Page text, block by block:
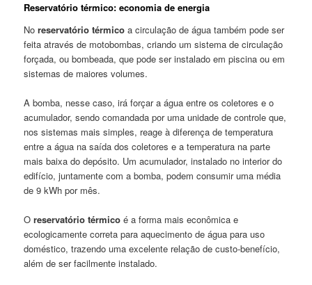
Reservatório térmico: economia de energia
Noreservatório térmico a circulação de água também pode ser
feita através de motobombas, criando um sistema de circulação
forçada, ou bombeada, que pode ser instalado em piscina ou em
sistemas de maiores volumes.
A bomba, nesse caso, irá forçar a água entre os coletores e o
acumulador, sendo comandada por uma unidade de controle que,
nos sistemas mais simples, reage à diferença de temperatura
entre a água na saída dos coletores e a temperatura na parte
mais baixa do depósito. Um acumulador, instalado no interior do
edifício, juntamente com a bomba, podem consumir uma média
de 9 kWh por mês.
Oreservatório térmico é a forma mais econômica e
ecologicamente correta para aquecimento de água para uso
doméstico, trazendo uma excelente relação de custo-benefício,
além de ser facilmente instalado.